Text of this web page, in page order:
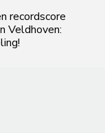
recordscore
Veldhoven: